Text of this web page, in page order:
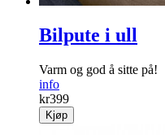
Bilpute i ull
Varm og god å sitte på!
info
kr399
Kjøp